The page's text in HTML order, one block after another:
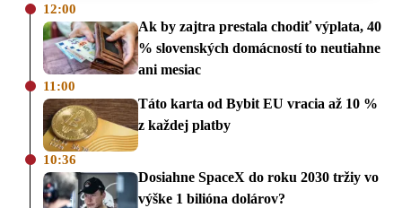
12:00
Ak by zajtra prestala chodiť výplata, 40
% slovenských domácností to neutiahne
ani mesiac
11:00
Táto karta od Bybit EU vracia až 10 %
z každej platby
10:36
Dosiahne SpaceX do roku 2030 tržiy vo
výške 1 bilióna dolárov?